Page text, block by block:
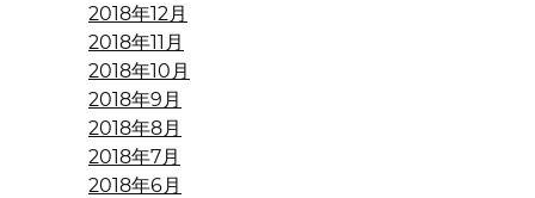
2018年12月
2018年11月
2018年10月
2018年9月
2018年8月
2018年7月
2018年6月